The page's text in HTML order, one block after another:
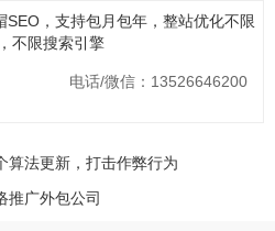
SEO，支持包月包年，整站优化不限
不限搜索引擎
电话/微信：13526646200
算法更新，打击作弊行为
推广外包公司